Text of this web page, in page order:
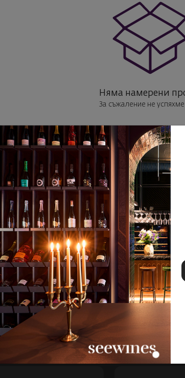
Няма намерени
За съжаление не
на Рудолф Щайнер, живял в Австрия края на
което пък от своя страна може да се
жизненост на терена са основната цел на
животът в нея намалява, микроорганизмите
биодинамични препрати на натурална основа и
и възвишена: според Щайнер, само
в съзнанието и развитие на скритите си
се разви интерес към него на световно ниво, се